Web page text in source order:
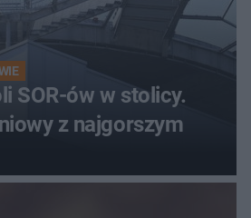
SOR-ów w stolicy.
z najgorszym